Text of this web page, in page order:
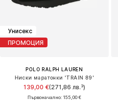
Унисекс
ПРОМОЦИЯ
POLO RALPH LAUREN
Ниски маратонки 'TRAIN 89'
139,00 €(271,86 лв.³)
Първоначално: 155,00 €